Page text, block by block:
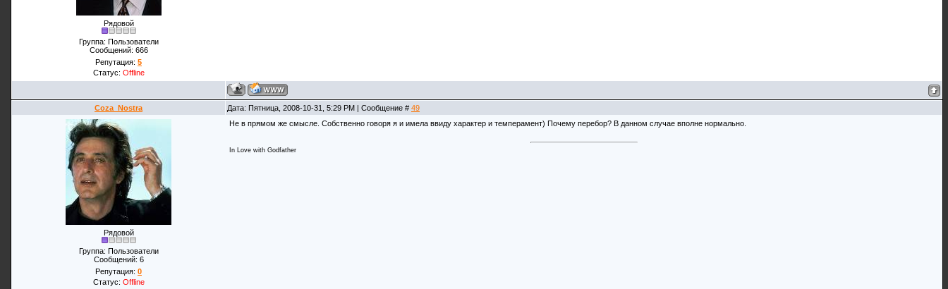
Рядовой
Группа: Пользователи
Сообщений: 666
Репутация: 5
Статус: Offline
Coza_Nostra Дата: Пятница, 2008-10-31, 5:29 PM | Сообщение # 49
Рядовой
Группа: Пользователи
Сообщений: 6
Репутация: 0
Статус: Offline
Не в прямом же смысле. Собственно говоря я и имела ввиду характер и темперамент) Почему перебор? В данном случае вполне нормально.
In Love with Godfather